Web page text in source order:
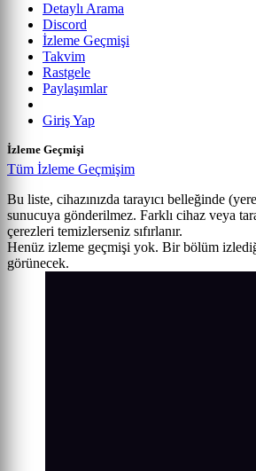
Detaylı Arama
Discord
İzleme Geçmişi
Takvim
Rastgele
Paylaşımlar
Giriş Yap
İzleme Geçmişi
Tüm İzleme Geçmişim
Bu liste, cihazınızda tarayıcı belleğinde
sunucuya gönderilmez. Farklı cihaz veya
çerezleri temizlerseniz sıfırlanır.
Henüz izleme geçmişi yok. Bir bölüm
görünecek.